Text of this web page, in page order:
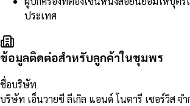
ประเทศ
ข้อมูลติดต่อสำหรับลูกค้าในชุมพร
ชื่อบริษัท
บริษัท เอ็นวายซี ลีเกิล แอนด์ โนตารี เซอร์วิส จำ